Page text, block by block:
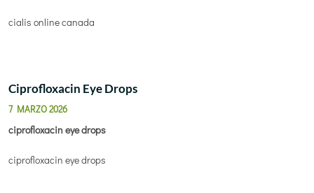
cialis online canada
Ciprofloxacin Eye Drops
7 MARZO 2026
ciprofloxacin eye drops
ciprofloxacin eye drops